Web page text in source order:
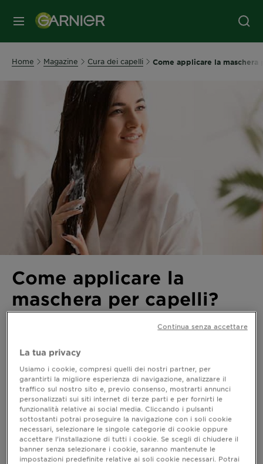
MENU
Home Magazine Cura dei capelli Come applicare la maschera
Come applicare la
maschera per capelli?
Ultimo aggiornamento aprile 17, 2024
maschere per capelli, vere alleate per la bellezza dei
tuoi capelli, possono fare la differenza. Tuttavia, per
ottenere risultati ottimali è essenziale padroneggiare
arte dell'applicazione. In questa guida dettagliata,
esploreremo insieme i segreti per sfruttare al meglio il
potenziale nutriente delle maschere per capelli.
Scoprirai i passaggi fondamentali per una corretta
applicazione e come integrarle nella tua routine di
haircare.
La tua privacy
Usiamo i cookie, compresi quelli dei nostri partner, per
garantirti la migliore esperienza di navigazione, analizzare il
traffico sul nostro sito e, previo consenso, mostrarti annunci
personalizzati sui siti internet di terze parti e per fornirti le
funzionalità relative ai social media. Cliccando i pulsanti
sottostanti potrai proseguire la navigazione con i soli cookie
necessari, selezionare le singole categorie di cookie oppure
accettare l’installazione di tutti i cookie. Se scegli di chiudere il
banner senza selezionare i cookie, saranno mantenute le
impostazioni predefinite relative ai soli cookie necessari. Potrai
Continua senza accettare